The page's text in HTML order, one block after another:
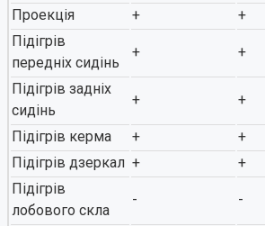
Проекція
+ +
Підігрів
передніх сидінь
+ +
Підігрів задніх
сидінь
+ +
Підігрів керма + +
Підігрів дзеркал + +
Підігрів
лобового скла
- -